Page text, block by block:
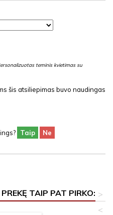
teminis kvietimas su
šis atsiliepimas buvo naudingas
Taip Ne
TAIP PAT PIRKO: >
<